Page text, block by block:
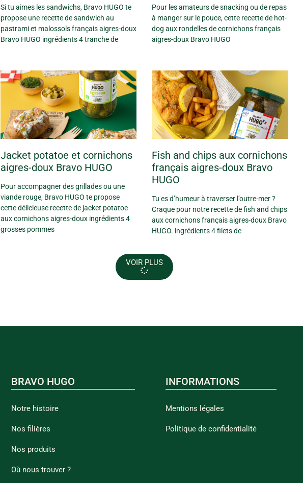
Si tu aimes les sandwichs, Bravo HUGO te
propose une recette de sandwich au
pastrami et malossols français aigres-doux
Bravo HUGO ingrédients 4 tranche de
Pour les amateurs de snacking ou de repas
à manger sur le pouce, cette recette de hot-
dog aux rondelles de cornichons français
aigres-doux Bravo HUGO
Jacket potatoe et cornichons
aigres-doux Bravo HUGO
Pour accompagner des grillades ou une
viande rouge, Bravo HUGO te propose
cette délicieuse recette de jacket potatoe
aux cornichons aigres-doux ingrédients 4
grosses pommes
Fish and chips aux cornichons
français aigres-doux Bravo
HUGO
Tu es d’humeur à traverser l’outre-mer ?
Craque pour notre recette de fish and chips
aux cornichons français aigres-doux Bravo
HUGO. ingrédients 4 filets de
VOIR PLUS
BRAVO HUGO
Notre histoire
Nos filières
Nos produits
Où nous trouver ?
INFORMATIONS
Mentions légales
Politique de confidentialité